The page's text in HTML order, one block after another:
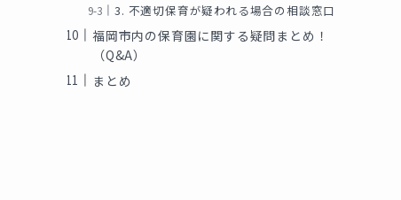
3. 不適切保育が疑われる場合の相談窓口
福岡市内の保育園に関する疑問まとめ！
（Q&A）
まとめ